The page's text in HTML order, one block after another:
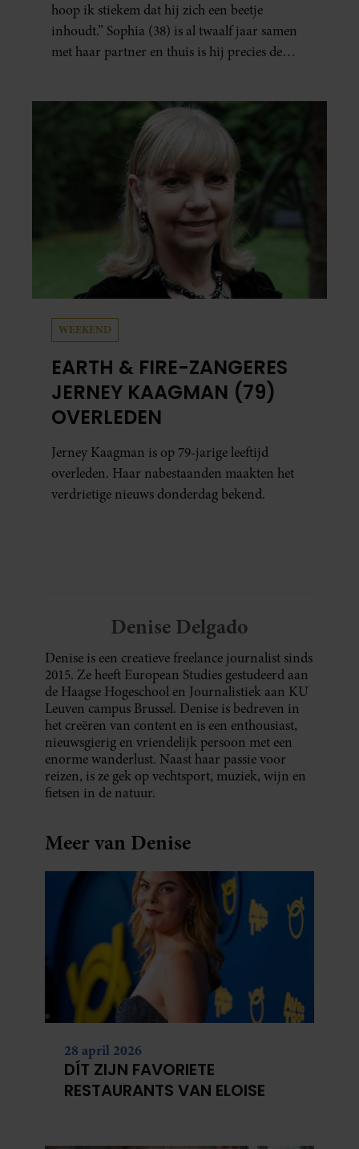
hoop ik stiekem dat hij zich een beetje
inhoudt.” Sophia (38) is al twaalf jaar samen
met haar partner en thuis is hij precies de
vaker schaamt zodra ze samen onder de
WEEKEND
EARTH & FIRE-ZANGERES
JERNEY KAAGMAN (79)
OVERLEDEN
Jerney Kaagman is op 79-jarige leeftijd
overleden. Haar nabestaanden maakten het
verdrietige nieuws donderdag bekend.
Denise Delgado
Denise is een creatieve freelance journalist sinds
2015. Ze heeft European Studies gestudeerd aan
de Haagse Hogeschool en Journalistiek aan KU
Leuven campus Brussel. Denise is bedreven in
het creëren van content en is een enthousiast,
nieuwsgierig en vriendelijk persoon met een
enorme wanderlust. Naast haar passie voor
reizen, is ze gek op vechtsport, muziek, wijn en
fietsen in de natuur.
Meer van Denise
28 april 2026
DÍT ZIJN FAVORIETE
RESTAURANTS VAN ELOISE